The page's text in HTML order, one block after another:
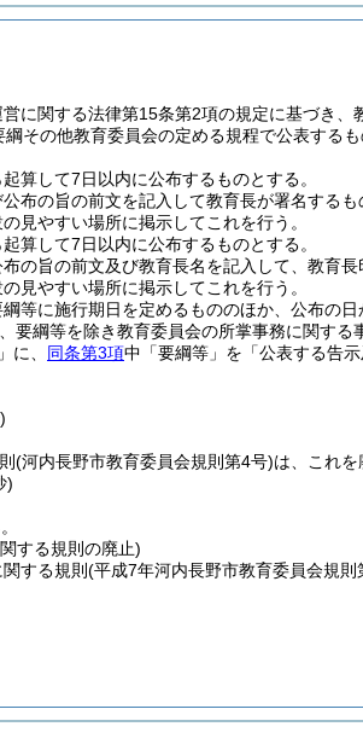
に関する法律第15条第2項の規定に基づき
綱その他教育委員会の定める規程で公表する
算して7日以内に公布するものとする。
布の旨の前文を記入して教育長が署名するも
見やすい場所に掲示してこれを行う。
算して7日以内に公布するものとする。
の旨の前文及び教育長名を記入して、教育長
見やすい場所に掲示してこれを行う。
等に施行期日を定めるもののほか、公布の
要綱等を除き教育委員会の所掌事務に関する
に、 同条第3項中「要綱等」を「公表する告
(河内長野市教育委員会規則第4号)は、これを
)
する規則の廃止)
する規則 (平成7年河内長野市教育委員会規則